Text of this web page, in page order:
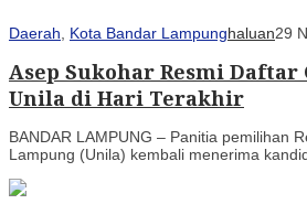
Daerah, Kota Bandar Lampunghaluan29
Asep Sukohar Resmi Daftar
Unila di Hari Terakhir
BANDAR LAMPUNG – Panitia pemilihan
Lampung (Unila) kembali menerima